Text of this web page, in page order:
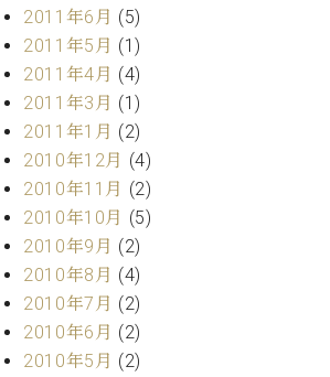
2011年6月 (5)
2011年5月 (1)
2011年4月 (4)
2011年3月 (1)
2011年1月 (2)
2010年12月 (4)
2010年11月 (2)
2010年10月 (5)
2010年9月 (2)
2010年8月 (4)
2010年7月 (2)
2010年6月 (2)
2010年5月 (2)